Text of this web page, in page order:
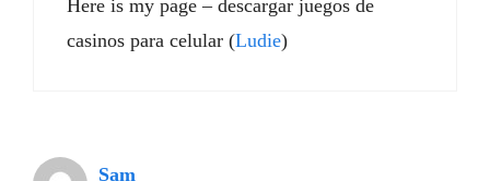
Here is my page – descargar juegos de
casinos para celular (Ludie)
Sam